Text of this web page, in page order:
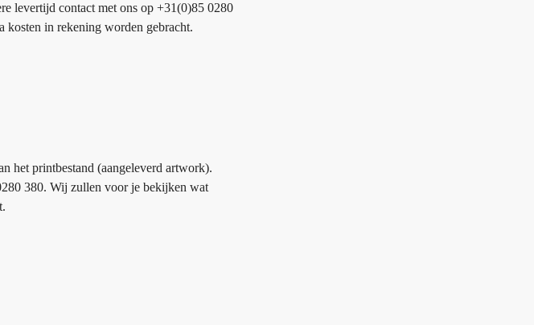
levertijd contact met ons op +31(0)85 0280
in rekening worden gebracht.
het printbestand (aangeleverd artwork).
380. Wij zullen voor je bekijken wat